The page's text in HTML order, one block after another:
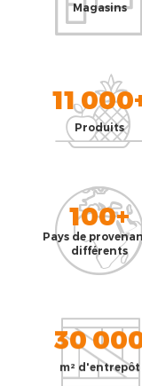
Magasins
11
Produits
100+
Pays de
différents
30
m² d'entrepôt